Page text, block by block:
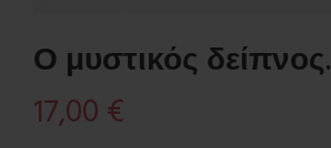
Ο μυστικός δείπνος.
17,00 €